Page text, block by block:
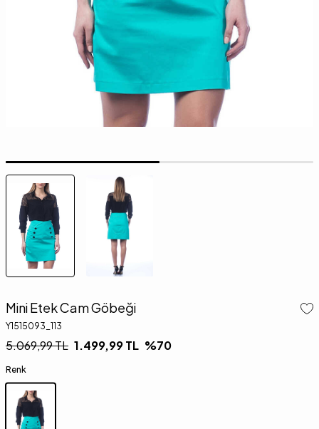
Mini Etek Cam Göbeği
Y1515093_113
5.069,99TL 1.499,99TL %70
Renk